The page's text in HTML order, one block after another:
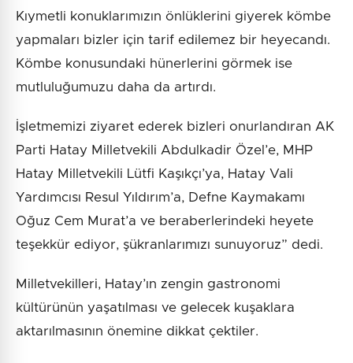
Kıymetli konuklarımızın önlüklerini giyerek kömbe
yapmaları bizler için tarif edilemez bir heyecandı.
Kömbe konusundaki hünerlerini görmek ise
mutluluğumuzu daha da artırdı.
İşletmemizi ziyaret ederek bizleri onurlandıran AK
Parti Hatay Milletvekili Abdulkadir Özel’e, MHP
Hatay Milletvekili Lütfi Kaşıkçı’ya, Hatay Vali
Yardımcısı Resul Yıldırım’a, Defne Kaymakamı
Oğuz Cem Murat’a ve beraberlerindeki heyete
teşekkür ediyor, şükranlarımızı sunuyoruz” dedi.
Milletvekilleri, Hatay’ın zengin gastronomi
kültürünün yaşatılması ve gelecek kuşaklara
aktarılmasının önemine dikkat çektiler.